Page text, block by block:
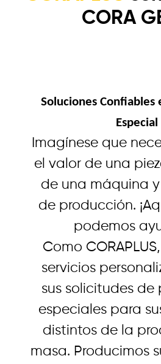
CORA
Soluciones Confiables
Especial
Imagínese que
el valor de una
de una máquina
de producción.
podemos
Como
servicios
sus solicitudes de
especiales para
distintos de la
masa. Producimos